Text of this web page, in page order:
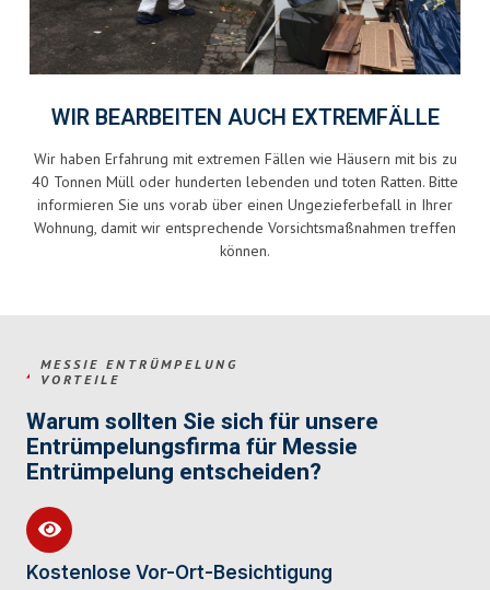
WIR BEARBEITEN AUCH EXTREMFÄLLE
Wir haben Erfahrung mit extremen Fällen wie Häusern mit bis zu
40 Tonnen Müll oder hunderten lebenden und toten Ratten. Bitte
informieren Sie uns vorab über einen Ungezieferbefall in Ihrer
Wohnung, damit wir entsprechende Vorsichtsmaßnahmen treffen
können.
MESSIE ENTRÜMPELUNG
VORTEILE
Warum sollten Sie sich für unsere
Entrümpelungsfirma für Messie
Entrümpelung entscheiden?
Kostenlose Vor-Ort-Besichtigung